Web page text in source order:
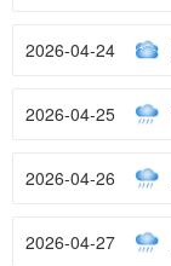
2026-04-24
2026-04-25
2026-04-26
2026-04-27